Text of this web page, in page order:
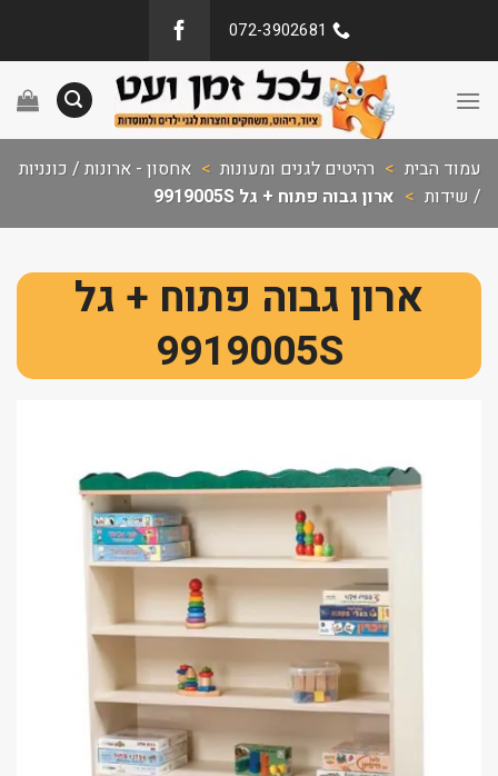
072-3902681
עמוד הבית > רהיטים לגנים ומעונות > אחסון - ארונות / כונניות
/ שידות > ארון גבוה פתוח + גל 9919005S
ארון גבוה פתוח + גל
9919005S